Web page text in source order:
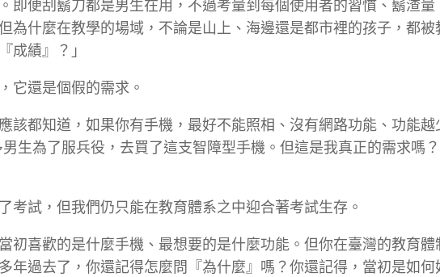
即便刮鬍刀都是男生在用，不過考量到每個使用者的習慣、鬍渣
為什麼在教學的場域，不論是山上、海邊還是都市裡的孩子，都被
成績』？」
它還是個假的需求。
該都知道，如果你有手機，最好不能照相、沒有網路功能、功能越
生為了服兵役，去買了這支智障型手機。但這是我真正的需求嗎
考試，但我們仍只能在教育體系之中迎合著考試生存。
初喜歡的是什麼手機、最想要的是什麼功能。但你在臺灣的教育體
過去了，你還記得怎麼問『為什麼』嗎？你還記得，當初是如何